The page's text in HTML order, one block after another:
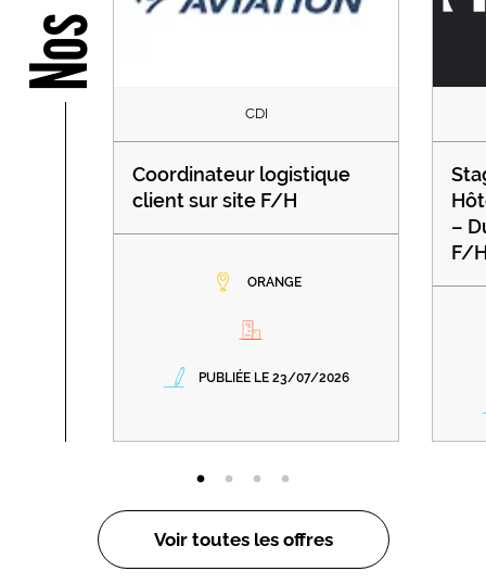
CDI
Coordinateur logistique
client sur site F/H
ORANGE
PUBLIÉE LE 23/07/2026
–
F/
Voir toutes les offres